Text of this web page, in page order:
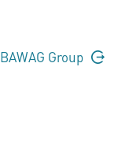
BAWAG Group